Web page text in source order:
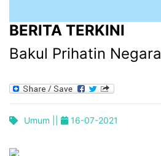
BERITA TERKINI
Bakul Prihatin Negara
Umum || 16-07-2021